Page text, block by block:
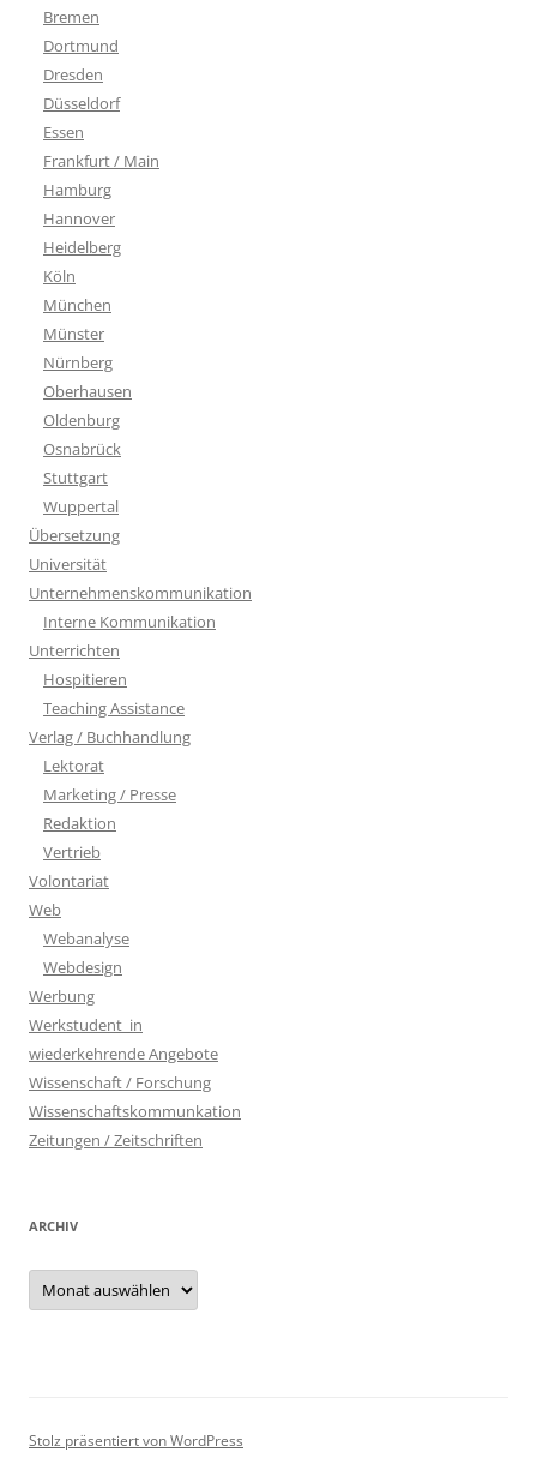
Bremen
Dortmund
Dresden
Düsseldorf
Essen
Frankfurt / Main
Hamburg
Hannover
Heidelberg
Köln
München
Münster
Nürnberg
Oberhausen
Oldenburg
Osnabrück
Stuttgart
Wuppertal
Übersetzung
Universität
Unternehmenskommunikation
Interne Kommunikation
Unterrichten
Hospitieren
Teaching Assistance
Verlag / Buchhandlung
Lektorat
Marketing / Presse
Redaktion
Vertrieb
Volontariat
Web
Webanalyse
Webdesign
Werbung
Werkstudent_in
wiederkehrende Angebote
Wissenschaft / Forschung
Wissenschaftskommunkation
Zeitungen / Zeitschriften
ARCHIV
Archiv
Stolz präsentiert von WordPress